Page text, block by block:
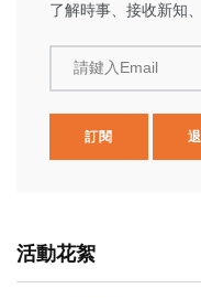
了解時事、接收新知
請鍵入Email
訂閱
活動花絮